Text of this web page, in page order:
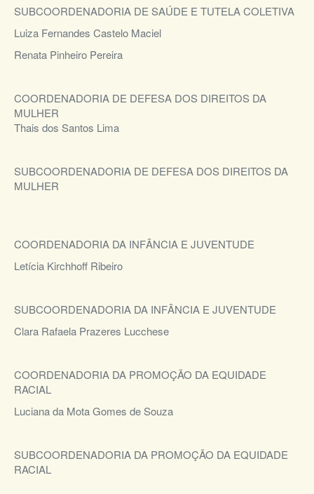
SUBCOORDENADORIA DE SAÚDE E TUTELA COLETIVA
Luiza Fernandes Castelo Maciel
Renata Pinheiro Pereira
COORDENADORIA DE DEFESA DOS DIREITOS DA
MULHER
Thais dos Santos Lima
SUBCOORDENADORIA DE DEFESA DOS DIREITOS DA
MULHER
COORDENADORIA DA INFÂNCIA E JUVENTUDE
Letícia Kirchhoff Ribeiro
SUBCOORDENADORIA DA INFÂNCIA E JUVENTUDE
Clara Rafaela Prazeres Lucchese
COORDENADORIA DA PROMOÇÃO DA EQUIDADE
RACIAL
Luciana da Mota Gomes de Souza
SUBCOORDENADORIA DA PROMOÇÃO DA EQUIDADE
RACIAL